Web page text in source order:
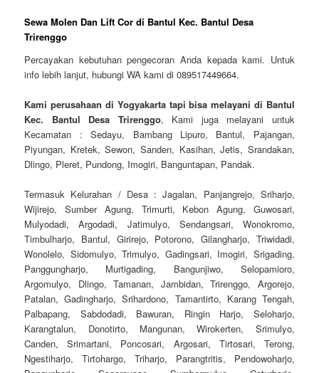
Sewa Molen Dan Lift Cor di Bantul Kec. Bantul Desa
Trirenggo
Percayakan kebutuhan pengecoran Anda kepada kami. Untuk
info lebih lanjut, hubungi WA kami di 089517449664.
Kami perusahaan di Yogyakarta tapi bisa melayani di Bantul
Kec. Bantul Desa Trirenggo, Kami juga melayani untuk
Kecamatan : Sedayu, Bambang Lipuro, Bantul, Pajangan,
Piyungan, Kretek, Sewon, Sanden, Kasihan, Jetis, Srandakan,
Dlingo, Pleret, Pundong, Imogiri, Banguntapan, Pandak.
Termasuk Kelurahan / Desa : Jagalan, Panjangrejo, Sriharjo,
Wijirejo, Sumber Agung, Trimurti, Kebon Agung, Guwosari,
Mulyodadi, Argodadi, Jatimulyo, Sendangsari, Wonokromo,
Timbulharjo, Bantul, Girirejo, Potorono, Gilangharjo, Triwidadi,
Wonolelo, Sidomulyo, Trimulyo, Gadingsari, Imogiri, Srigading,
Panggungharjo, Murtigading, Bangunjiwo, Selopamioro,
Argomulyo, Dlingo, Tamanan, Jambidan, Trirenggo, Argorejo,
Patalan, Gadingharjo, Srihardono, Tamantirto, Karang Tengah,
Palbapang, Sabdodadi, Bawuran, Ringin Harjo, Seloharjo,
Karangtalun, Donotirto, Mangunan, Wirokerten, Srimulyo,
Canden, Srimartani, Poncosari, Argosari, Tirtosari, Terong,
Ngestiharjo, Tirtohargo, Triharjo, Parangtritis, Pendowoharjo,